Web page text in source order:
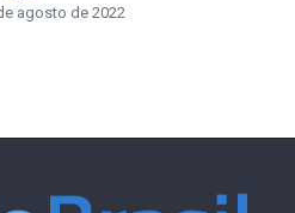
agosto de 2022